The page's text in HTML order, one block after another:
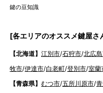
鍵の豆知識
[各エリアのオススメ鍵屋さ
【北海道】 江別市/石狩市/北広
牧市/伊達市/白老町/登別市/室蘭
【青森県】 むつ市/五所川原市/